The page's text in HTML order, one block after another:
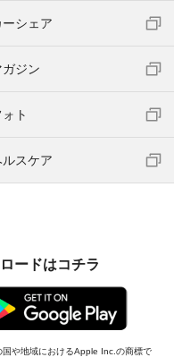
シェア
ジン
ト
スケア
ードはコチラ
や地域におけるApple Inc.の商標で